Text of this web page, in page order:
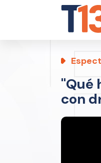
"Qué
con